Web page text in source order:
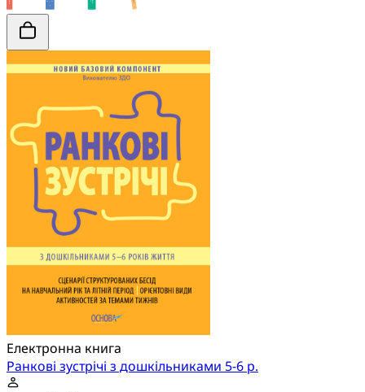
Електронна книга
Ранкові зустрічі з дошкільниками 5-6 р.